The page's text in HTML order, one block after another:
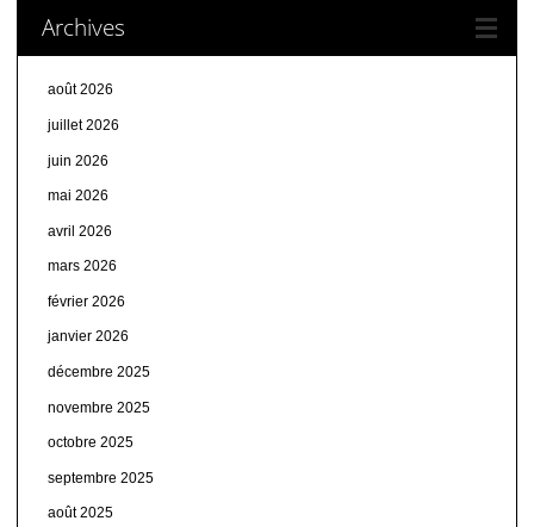
Archives
août 2026
juillet 2026
juin 2026
mai 2026
avril 2026
mars 2026
février 2026
janvier 2026
décembre 2025
novembre 2025
octobre 2025
septembre 2025
août 2025